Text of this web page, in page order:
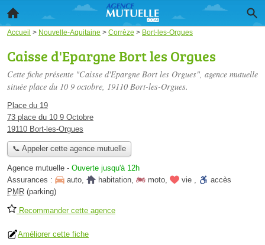
Accueil > Nouvelle-Aquitaine > Corrèze > Bort-les-Orgues
Caisse d'Epargne Bort les Orgues
Cette fiche présente "Caisse d'Epargne Bort les Orgues", agence mutuelle
située place du 10 9 octobre, 19110 Bort-les-Orgues.
Place du 19
73 place du 10 9 Octobre
19110 Bort-les-Orgues
📞 Appeler cette agence mutuelle
Agence mutuelle - Ouverte jusqu'à 12h
Assurances :
auto, habitation, moto, vie ,
accès
PMR (parking)
Recommander cette agence
Améliorer cette fiche